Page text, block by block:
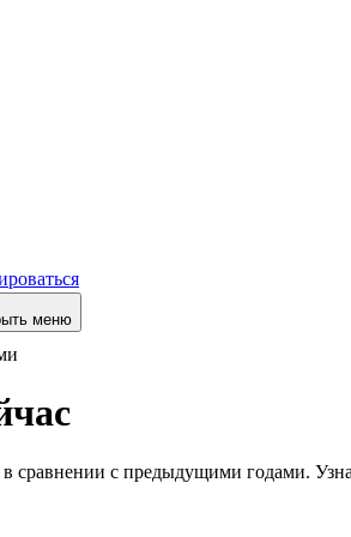
меню
в сравнении с предыдущими годами.